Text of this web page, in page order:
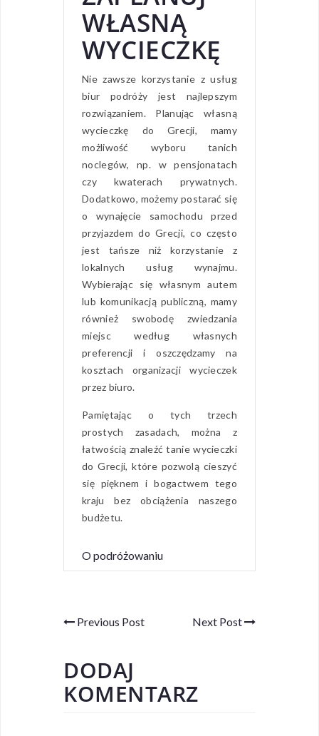
WŁASNĄ
WYCIECZKĘ
Nie zawsze korzystanie z usług
biur podróży jest najlepszym
rozwiązaniem. Planując własną
wycieczkę do Grecji, mamy
możliwość wyboru tanich
noclegów, np. w pensjonatach
czy kwaterach prywatnych.
Dodatkowo, możemy postarać się
o wynajęcie samochodu przed
przyjazdem do Grecji, co często
jest tańsze niż korzystanie z
lokalnych usług wynajmu.
Wybierając się własnym autem
lub komunikacją publiczną, mamy
również swobodę zwiedzania
miejsc według własnych
preferencji i oszczędzamy na
kosztach organizacji wycieczek
przez biuro.
Pamiętając o tych trzech
prostych zasadach, można z
łatwością znaleźć tanie wycieczki
do Grecji, które pozwolą cieszyć
się pięknem i bogactwem tego
kraju bez obciążenia naszego
budżetu.
O podróżowaniu
Previous Post Next Post
DODAJ
KOMENTARZ